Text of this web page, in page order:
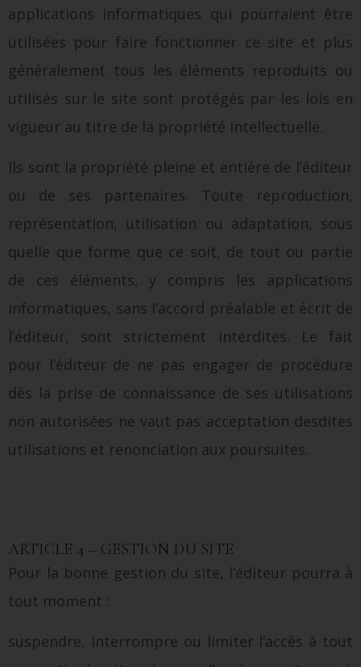
applications informatiques qui pourraient être
utilisées pour faire fonctionner ce site et plus
généralement tous les éléments reproduits ou
utilisés sur le site sont protégés par les lois en
vigueur au titre de la propriété intellectuelle.
Ils sont la propriété pleine et entière de l’éditeur
ou de ses partenaires. Toute reproduction,
représentation, utilisation ou adaptation, sous
quelle que forme que ce soit, de tout ou partie
de ces éléments, y compris les applications
informatiques, sans l’accord préalable et écrit de
l’éditeur, sont strictement interdites. Le fait
pour l’éditeur de ne pas engager de procédure
dès la prise de connaissance de ses utilisations
non autorisées ne vaut pas acceptation desdites
utilisations et renonciation aux poursuites.
ARTICLE 4 – GESTION DU SITE
Pour la bonne gestion du site, l’éditeur pourra à
tout moment :
suspendre, interrompre ou limiter l’accès à tout